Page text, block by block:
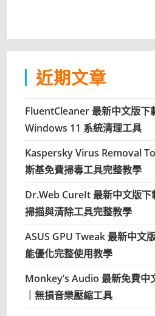
近期文章
FluentCleaner 最新中文版下
Windows 11 系統清理工具
Kaspersky Virus Removal
斯基免費掃毒工具完整教學
Dr.Web CureIt 最新中文版下
掃描與清除工具完整教學
ASUS GPU Tweak 最新中文
能優化完整使用教學
Monkey’s Audio 最新免費中
｜無損音樂壓縮工具